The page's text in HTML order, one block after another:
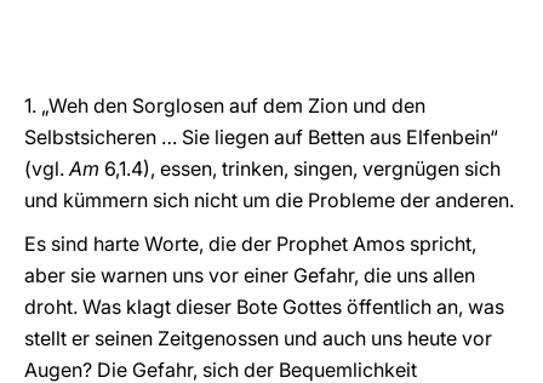
1. „Weh den Sorglosen auf dem Zion und den
Selbstsicheren … Sie liegen auf Betten aus Elfenbein“
(vgl.Am 6,1.4), essen, trinken, singen, vergnügen sich
und kümmern sich nicht um die Probleme der anderen.
Es sind harte Worte, die der Prophet Amos spricht,
aber sie warnen uns vor einer Gefahr, die uns allen
droht. Was klagt dieser Bote Gottes öffentlich an, was
stellt er seinen Zeitgenossen und auch uns heute vor
Augen? Die Gefahr, sich der Bequemlichkeit